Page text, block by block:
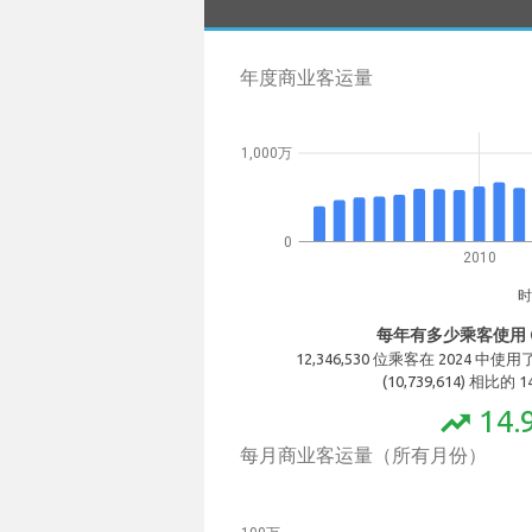
年度商业客运量
2010
0
1,000万
每年有多少乘客使用
12,346,530 位乘客在 2024 中使用
(10,739,614) 相比的
trending_up
每月商业客运量（所有月份）